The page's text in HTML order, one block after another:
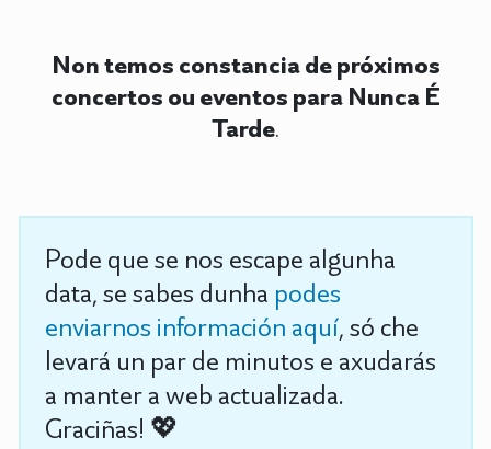
Non temos constancia de próximos
concertos ou eventos para Nunca É
Tarde.
Pode que se nos escape algunha
data, se sabes dunha podes
enviarnos información aquí, só che
levará un par de minutos e axudarás
a manter a web actualizada.
Graciñas! 💖